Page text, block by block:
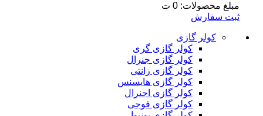
مبلغ محصولات: 0 ت
ثبت سفارش
کولر گازی
کولر گازی گری
کولر گازی جنرال
کولر گازی زانتی
کولر گازی هایسنس
کولر گازی اجنرال
کولر گازی فوجی